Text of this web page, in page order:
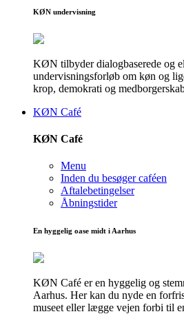
KØN undervisning
KØN tilbyder dialogbaserede og
undervisningsforløb om køn og
krop, demokrati og
KØN Café
KØN Café
Menu
Inden du besøger caféen
Aftalebetingelser
Åbningstider
En hyggelig oase midt i Aarhus
KØN Café er en hyggelig og
Aarhus. Her kan du nyde en
museet eller lægge vejen forbi til